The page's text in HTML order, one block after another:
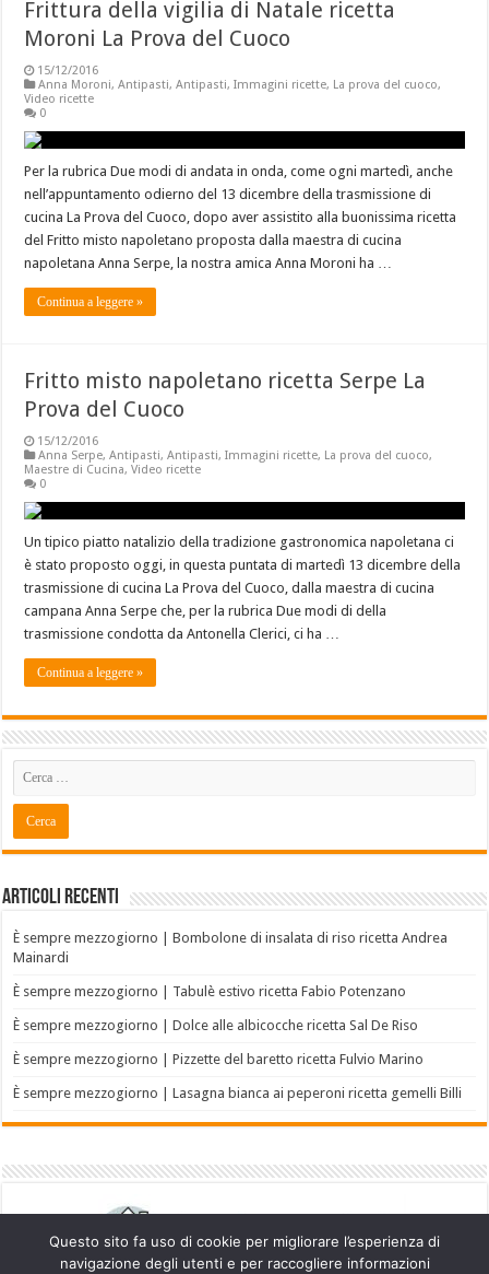
Frittura della vigilia di Natale ricetta
Moroni La Prova del Cuoco
15/12/2016
Anna Moroni,Antipasti,Antipasti,Immagini ricette, La prova del cuoco,
Video ricette
0
Per la rubrica Due modi di andata in onda, come ogni martedì, anche
nell’appuntamento odierno del 13 dicembre della trasmissione di
cucina La Prova del Cuoco, dopo aver assistito alla buonissima ricetta
del Fritto misto napoletano proposta dalla maestra di cucina
napoletana Anna Serpe, la nostra amica Anna Moroni ha …
Continua a leggere »
Fritto misto napoletano ricetta Serpe La
Prova del Cuoco
15/12/2016
Anna Serpe,Antipasti,Antipasti,Immagini ricette, La prova del cuoco,
Maestre di Cucina,Video ricette
0
Un tipico piatto natalizio della tradizione gastronomica napoletana ci
è stato proposto oggi, in questa puntata di martedì 13 dicembre della
trasmissione di cucina La Prova del Cuoco, dalla maestra di cucina
campana Anna Serpe che, per la rubrica Due modi di della
trasmissione condotta da Antonella Clerici, ci ha …
Continua a leggere »
Articoli recenti
È sempre mezzogiorno | Bombolone di insalata di riso ricetta Andrea
Mainardi
È sempre mezzogiorno | Tabulè estivo ricetta Fabio Potenzano
È sempre mezzogiorno | Dolce alle albicocche ricetta Sal De Riso
È sempre mezzogiorno | Pizzette del baretto ricetta Fulvio Marino
È sempre mezzogiorno | Lasagna bianca ai peperoni ricetta gemelli Billi
Questo sito fa uso di cookie per migliorare l’esperienza di
navigazione degli utenti e per raccogliere informazioni